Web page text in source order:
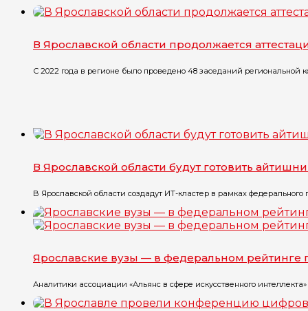
В Ярославской области продолжается
С 2022 года в регионе было проведено 48 заседаний региональной
В Ярославской области будут готовить
В Ярославской области создадут ИТ-кластер в рамках
Ярославские вузы — в федеральном
Аналитики ассоциации «Альянс в сфере искусственного